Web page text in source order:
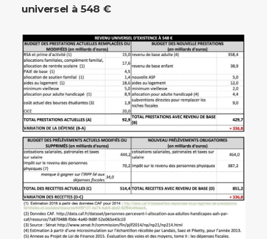
universel à 548 €